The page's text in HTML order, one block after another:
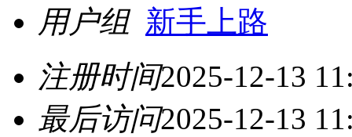
用户组 新手上路
注册时间2025-12-13
最后访问2025-12-13